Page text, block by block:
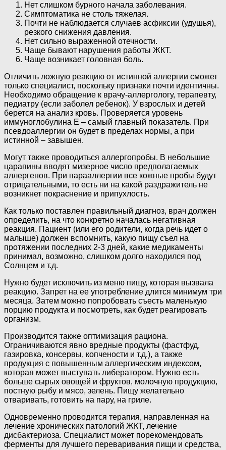
Нет слишком бурного начала заболевания.
Симптоматика не столь тяжелая.
Почти не наблюдается случаев асфиксии (удушья),
резкого снижения давления.
Нет сильно выраженной отечности.
Чаще бывают нарушения работы ЖКТ.
Чаще возникает головная боль.
Отличить ложную реакцию от истинной аллергии сможет
только специалист, поскольку признаки почти идентичны.
Необходимо обращение к врачу-аллергологу, терапевту,
педиатру (если заболел ребенок). У взрослых и детей
берется на анализ кровь. Проверяется уровень
иммуноглобулина Е – самый главный показатель. При
псевдоаллергии он будет в пределах нормы, а при
истинной – завышен.
Могут также проводиться аллергопробы. В небольшие
царапины вводят мизерное число предполагаемых
аллергенов. При парааллергии все кожные пробы будут
отрицательными, то есть ни на какой раздражитель не
возникнет покраснение и припухлость.
Как только поставлен правильный диагноз, врач должен
определить, на что конкретно началась негативная
реакция. Пациент (или его родители, когда речь идет о
малыше) должен вспомнить, какую пищу съел на
протяжении последних 2-3 дней, какие медикаменты
принимал, возможно, слишком долго находился под
Солнцем и т.д.
Нужно будет исключить из меню пищу, которая вызвала
реакцию. Запрет на ее употребление длится минимум три
месяца. Затем можно попробовать съесть маленькую
порцию продукта и посмотреть, как будет реагировать
организм.
Производится также оптимизация рациона.
Ограничиваются явно вредные продукты (фастфуд,
газировка, консервы, копчености и т.д.), а также
продукция с повышенным аллергическим индексом,
которая может выступать либератором. Нужно есть
больше сырых овощей и фруктов, молочную продукцию,
постную рыбу и мясо, зелень. Пищу желательно
отваривать, готовить на пару, на гриле.
Одновременно проводится терапия, направленная на
лечение хронических патологий ЖКТ, лечение
дисбактериоза. Специалист может порекомендовать
ферменты для лучшего переваривания пищи и средства,